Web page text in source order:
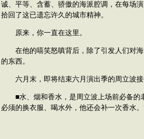
诚、平等、含蓄、骄傲的海派腔调，在每场
拾回了这已遗忘许久的城市精神。
原来，你一直在这里。
在他的嘻笑怒嗔背后，除了引发人们对海
的东西。
六月末，即将结束六月演出季的周立波接
■水、烟和香水，是周立波上场前必备的
必须的换衣服、喝水外，他还会补一次香水